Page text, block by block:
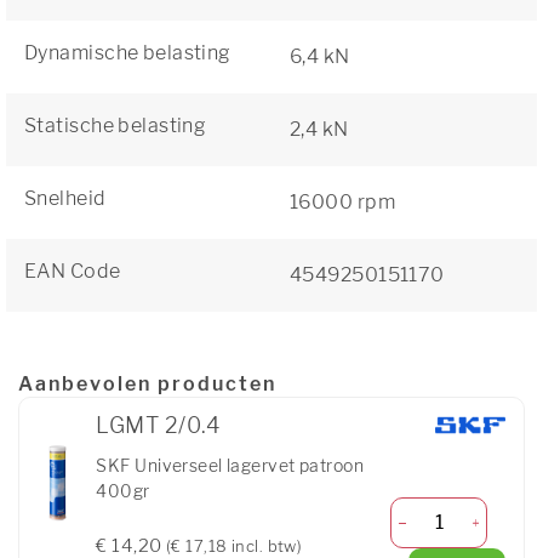
Dynamische belasting 6,4 kN
Statische belasting 2,4 kN
Snelheid 16000 rpm
EAN Code 4549250151170
Aanbevolen producten
LGMT 2/0.4
SKF Universeel lagervet patroon
400gr
€ 14,20 (€ 17,18 incl. btw)